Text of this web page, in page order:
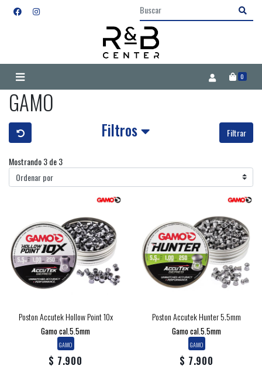
0
GAMO
Filtros Filtrar
Mostrando 3 de 3
Poston Accutek Hollow Point 10x
Gamo cal.5.5mm
GAMO
$ 7.900
Poston Accutek Hunter 5.5mm
Gamo cal.5.5mm
GAMO
$ 7.900